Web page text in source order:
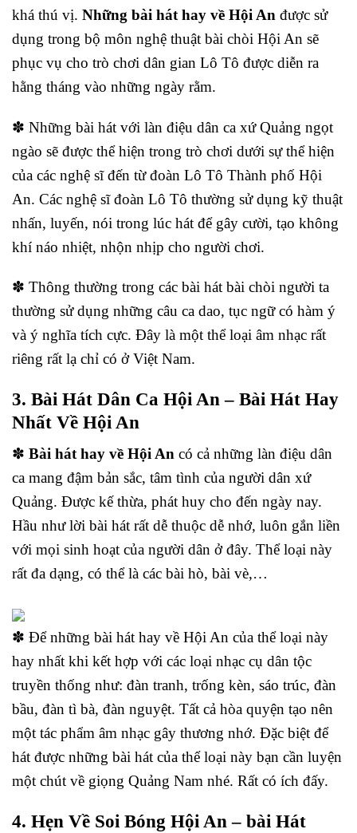
khá thú vị. Những bài hát hay về Hội An được sử
dụng trong bộ môn nghệ thuật bài chòi Hội An sẽ
phục vụ cho trò chơi dân gian Lô Tô được diễn ra
hằng tháng vào những ngày rằm.
✽ Những bài hát với làn điệu dân ca xứ Quảng ngọt
ngào sẽ được thể hiện trong trò chơi dưới sự thể hiện
của các nghệ sĩ đến từ đoàn Lô Tô Thành phố Hội
An. Các nghệ sĩ đoàn Lô Tô thường sử dụng kỹ thuật
nhấn, luyến, nói trong lúc hát để gây cười, tạo không
khí náo nhiệt, nhộn nhịp cho người chơi.
✽ Thông thường trong các bài hát bài chòi người ta
thường sử dụng những câu ca dao, tục ngữ có hàm ý
và ý nghĩa tích cực. Đây là một thể loại âm nhạc rất
riêng rất lạ chỉ có ở Việt Nam.
3. Bài Hát Dân Ca Hội An – Bài Hát Hay
Nhất Về Hội An
✽ Bài hát hay về Hội An có cả những làn điệu dân
ca mang đậm bản sắc, tâm tình của người dân xứ
Quảng. Được kế thừa, phát huy cho đến ngày nay.
Hầu như lời bài hát rất dễ thuộc dễ nhớ, luôn gắn liền
với mọi sinh hoạt của người dân ở đây. Thể loại này
rất đa dạng, có thể là các bài hò, bài vè,…
✽ Để những bài hát hay về Hội An của thể loại này
hay nhất khi kết hợp với các loại nhạc cụ dân tộc
truyền thống như: đàn tranh, trống kèn, sáo trúc, đàn
bầu, đàn tì bà, đàn nguyệt. Tất cả hòa quyện tạo nên
một tác phẩm âm nhạc gây thương nhớ. Đặc biệt để
hát được những bài hát của thể loại này bạn cần luyện
một chút về giọng Quảng Nam nhé. Rất có ích đấy.
4. Hẹn Về Soi Bóng Hội An – bài Hát